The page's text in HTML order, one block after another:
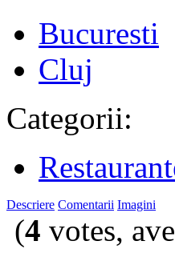
Bucuresti
Cluj
Categorii:
Descriere Comentarii Imagini
(4 votes,